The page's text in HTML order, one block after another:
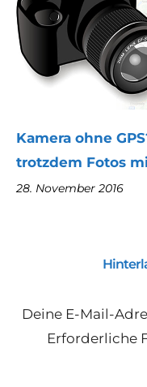
Kamera ohne
trotzdem Fotos
28. November 2016
Deine E-Mail-
Erforderliche